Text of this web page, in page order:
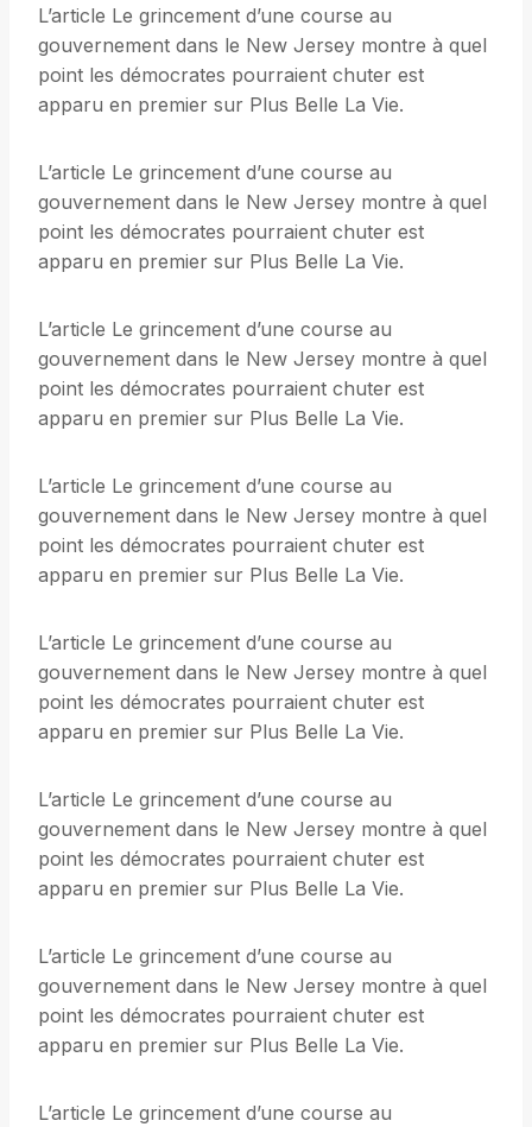
L’article Le grincement d’une course au
gouvernement dans le New Jersey montre à quel
point les démocrates pourraient chuter est
apparu en premier sur Plus Belle La Vie.
L’article Le grincement d’une course au
gouvernement dans le New Jersey montre à quel
point les démocrates pourraient chuter est
apparu en premier sur Plus Belle La Vie.
L’article Le grincement d’une course au
gouvernement dans le New Jersey montre à quel
point les démocrates pourraient chuter est
apparu en premier sur Plus Belle La Vie.
L’article Le grincement d’une course au
gouvernement dans le New Jersey montre à quel
point les démocrates pourraient chuter est
apparu en premier sur Plus Belle La Vie.
L’article Le grincement d’une course au
gouvernement dans le New Jersey montre à quel
point les démocrates pourraient chuter est
apparu en premier sur Plus Belle La Vie.
L’article Le grincement d’une course au
gouvernement dans le New Jersey montre à quel
point les démocrates pourraient chuter est
apparu en premier sur Plus Belle La Vie.
L’article Le grincement d’une course au
gouvernement dans le New Jersey montre à quel
point les démocrates pourraient chuter est
apparu en premier sur Plus Belle La Vie.
L’article Le grincement d’une course au